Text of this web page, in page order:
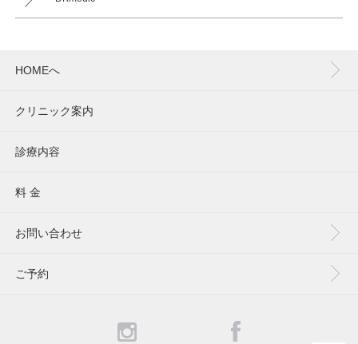
HOMEへ
クリニック案内
診療内容
料 金
お問い合わせ
ご予約